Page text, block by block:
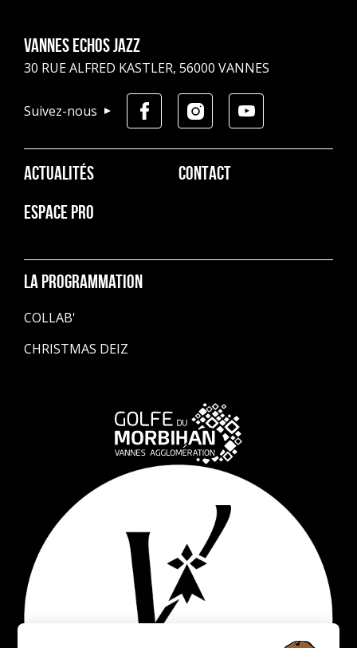
Vannes Echos Jazz
30 RUE ALFRED KASTLER, 56000 VANNES
Suivez-nous
Pied
de
ACTUALITÉS CONTACT
ESPACE PRO
La programmation
COLLAB'
CHRISTMAS DEIZ